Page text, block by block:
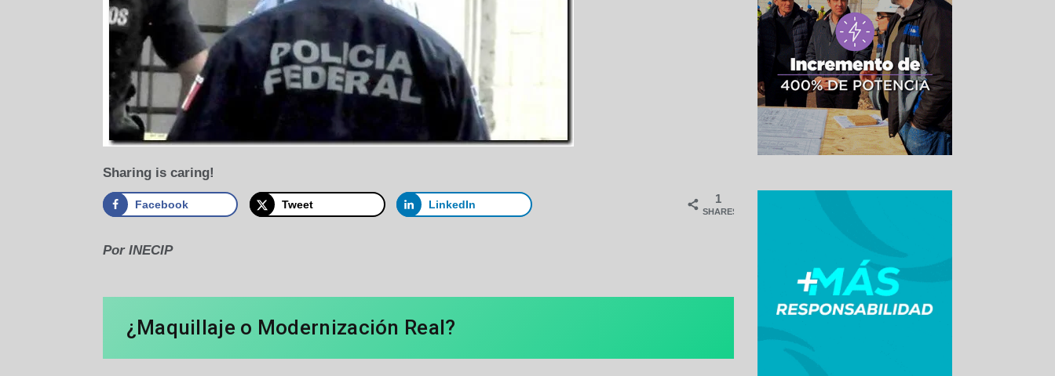
Sharing is caring!
1
SHARES
Facebook Tweet LinkedIn
Por INECIP
¿Maquillaje o Modernización Real?